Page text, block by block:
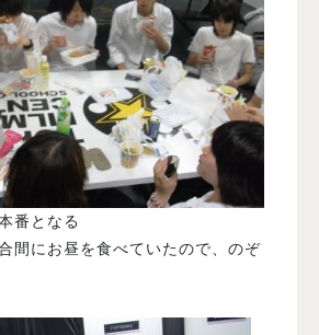
番となる
間にお昼を食べていたので、のぞ